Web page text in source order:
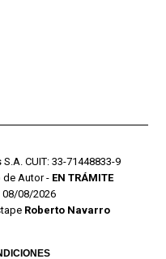
CUIT: 33-71448833-9
de Autor - EN TRÁMITE
08/08/2026
Roberto Navarro